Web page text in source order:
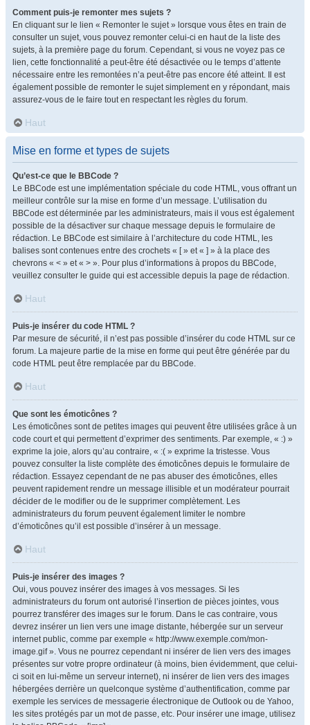
Comment puis-je remonter mes sujets ?
En cliquant sur le lien « Remonter le sujet » lorsque vous êtes en train de
consulter un sujet, vous pouvez remonter celui-ci en haut de la liste des
sujets, à la première page du forum. Cependant, si vous ne voyez pas ce
lien, cette fonctionnalité a peut-être été désactivée ou le temps d’attente
nécessaire entre les remontées n’a peut-être pas encore été atteint. Il est
également possible de remonter le sujet simplement en y répondant, mais
assurez-vous de le faire tout en respectant les règles du forum.
Haut
Mise en forme et types de sujets
Qu’est-ce que le BBCode ?
Le BBCode est une implémentation spéciale du code HTML, vous offrant un
meilleur contrôle sur la mise en forme d’un message. L’utilisation du
BBCode est déterminée par les administrateurs, mais il vous est également
possible de la désactiver sur chaque message depuis le formulaire de
rédaction. Le BBCode est similaire à l’architecture du code HTML, les
balises sont contenues entre des crochets « [ » et « ] » à la place des
chevrons « < » et « > ». Pour plus d’informations à propos du BBCode,
veuillez consulter le guide qui est accessible depuis la page de rédaction.
Haut
Puis-je insérer du code HTML ?
Par mesure de sécurité, il n’est pas possible d’insérer du code HTML sur ce
forum. La majeure partie de la mise en forme qui peut être générée par du
code HTML peut être remplacée par du BBCode.
Haut
Que sont les émoticônes ?
Les émoticônes sont de petites images qui peuvent être utilisées grâce à un
code court et qui permettent d’exprimer des sentiments. Par exemple, « :) »
exprime la joie, alors qu’au contraire, « :( » exprime la tristesse. Vous
pouvez consulter la liste complète des émoticônes depuis le formulaire de
rédaction. Essayez cependant de ne pas abuser des émoticônes, elles
peuvent rapidement rendre un message illisible et un modérateur pourrait
décider de le modifier ou de le supprimer complètement. Les
administrateurs du forum peuvent également limiter le nombre
d’émoticônes qu’il est possible d’insérer à un message.
Haut
Puis-je insérer des images ?
Oui, vous pouvez insérer des images à vos messages. Si les
administrateurs du forum ont autorisé l’insertion de pièces jointes, vous
pourrez transférer des images sur le forum. Dans le cas contraire, vous
devrez insérer un lien vers une image distante, hébergée sur un serveur
internet public, comme par exemple « http://www.exemple.com/mon-
image.gif ». Vous ne pourrez cependant ni insérer de lien vers des images
présentes sur votre propre ordinateur (à moins, bien évidemment, que celui-
ci soit en lui-même un serveur internet), ni insérer de lien vers des images
hébergées derrière un quelconque système d’authentification, comme par
exemple les services de messagerie électronique de Outlook ou de Yahoo,
les sites protégés par un mot de passe, etc. Pour insérer une image, utilisez